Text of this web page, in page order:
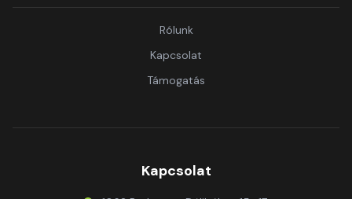
Rólunk
Kapcsolat
Támogatás
Kapcsolat